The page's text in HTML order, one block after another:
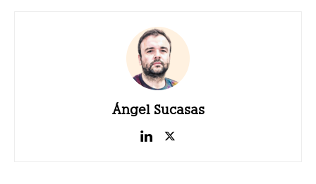
Ángel Sucasas